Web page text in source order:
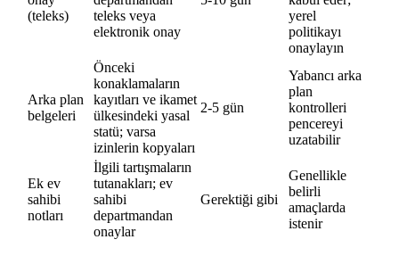
(teleks)
teleks veya
elektronik onay
yerel
politikayı
onaylayın
Arka plan
belgeleri
Önceki
konaklamaların
kayıtları ve ikamet
ülkesindeki yasal
statü; varsa
izinlerin kopyaları
2-5 gün
Yabancı arka
plan
kontrolleri
pencereyi
uzatabilir
Ek ev
sahibi
notları
İlgili tartışmaların
tutanakları; ev
sahibi
departmandan
onaylar
Gerektiği gibi
Genellikle
belirli
amaçlarda
istenir